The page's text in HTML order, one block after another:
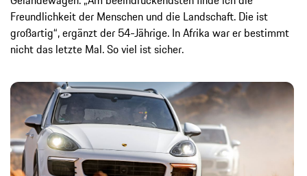
Freundlichkeit der Menschen und die Landschaft. Die ist
großartig“, ergänzt der 54-Jährige. In Afrika war er bestimmt
nicht das letzte Mal. So viel ist sicher.